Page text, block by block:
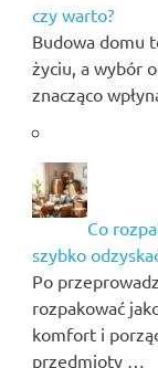
czy warto?
Budowa domu
życiu, a wybór
znacząco
Co
szybko
Po
rozpakować
komfort i
przedmioty …